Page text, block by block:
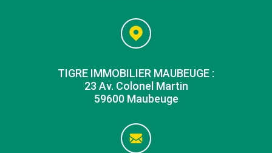
TIGRE IMMOBILIER MAUBEUGE :
23 Av. Colonel Martin
59600 Maubeuge